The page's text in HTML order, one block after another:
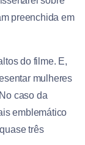
preenchida em
do filme. E,
mulheres
caso da
emblemático
três